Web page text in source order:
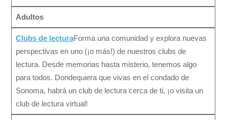
Adultos
Clubs de lecturaForma una comunidad y explora nuevas
perspectivas en uno (¡o más!) de nuestros clubs de
lectura. Desde memorias hasta misterio, tenemos algo
para todos. Dondequiera que vivas en el condado de
Sonoma, habrá un club de lectura cerca de ti, ¡o visita un
club de lectura virtual!